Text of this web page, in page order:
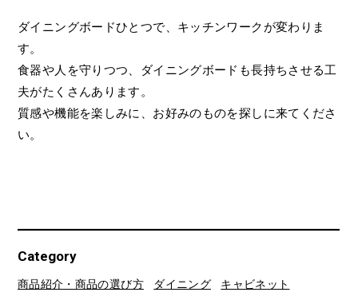
ダイニングボードひとつで、キッチンワークが変わりま
す。
食器や人を守りつつ、ダイニングボードも長持ちさせる工
夫がたくさんあります。
質感や機能を楽しみに、お好みのものを探しに来てくださ
い。
Category
商品紹介・商品の選び方 ダイニング キャビネット